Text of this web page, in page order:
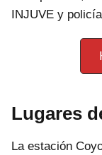
INJUVE y
Lugares
La estación